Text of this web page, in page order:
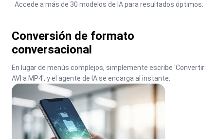
Accede a más de 30 modelos de IA para resultados óptimos.
Conversión de formato
conversacional
En lugar de menús complejos, simplemente escribe 'Convertir
AVI a MP4', y el agente de IA se encarga al instante.